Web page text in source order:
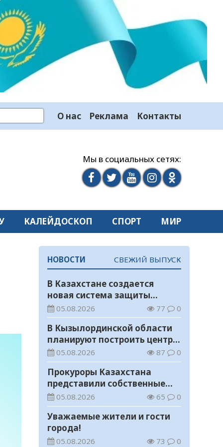
О нас Реклама Контакты
Мы в социальных сетях:
КАЛЕЙДОСКОП СПОРТ МИР
НОВОСТИ СВЕЖИЙ ВЫПУСК
В Казахстане создается
новая система защиты
средств ОСМС от
необоснованных выплат
05.08.2026 77 0
В Кызылординской области
планируют построить центр
цифровизации
05.08.2026 87 0
Прокуроры Казахстана
представили собственные
ИИ-разработки мировому
эксперту Кай-Фу Ли
05.08.2026 65 0
Уважаемые жители и гости
города!
05.08.2026 73 0